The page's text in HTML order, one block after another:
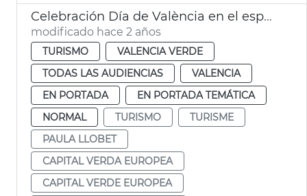
Celebración Día de València en el espacio Iberia de Madrid
modificado hace 2 años
TURISMO
VALENCIA VERDE
TODAS LAS AUDIENCIAS
VALENCIA
EN PORTADA
EN PORTADA TEMÁTICA
NORMAL
TURISMO
TURISME
PAULA LLOBET
CAPITAL VERDA EUROPEA
CAPITAL VERDE EUROPEA